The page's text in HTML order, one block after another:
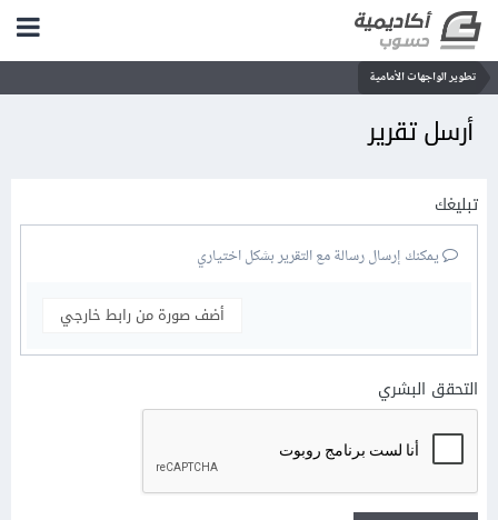
تطوير الواجهات الأمامية
أرسل تقرير
تبليغك
يمكنك إرسال رسالة مع التقرير بشكل اختياري
أضف صورة من رابط خارجي
التحقق البشري